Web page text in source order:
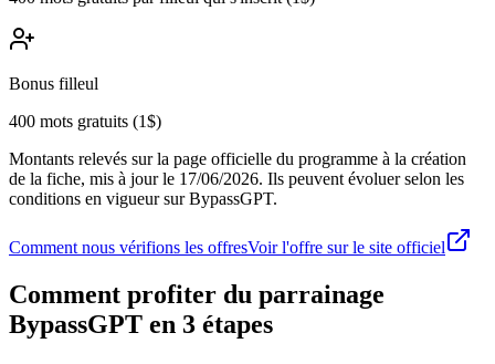
Bonus filleul
400 mots gratuits (1$)
Montants relevés sur la page officielle du programme à la création
de la fiche, mis à jour le 17/06/2026. Ils peuvent évoluer selon les
conditions en vigueur surBypassGPT.
Comment nous vérifions les offresVoir l'offre sur le site officiel
Comment profiter du parrainage
BypassGPT en 3 étapes